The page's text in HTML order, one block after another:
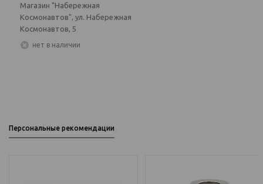
Магазин "Набережная
Космонавтов", ул. Набережная
Космонавтов, 5
Нет в наличии
Персональные рекомендации